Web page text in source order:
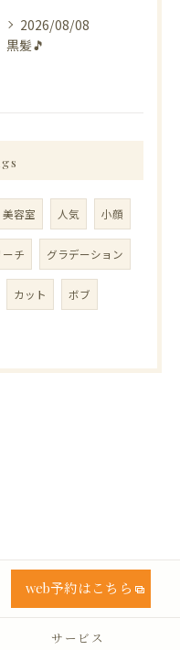
2026/08/08
黒髪🎵
美容室 人気 小顔
ーチ グラデーション
カット ボブ
web予約はこちら
サービス